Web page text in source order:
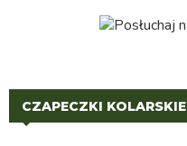
CZAPECZKI KOLARSKIE